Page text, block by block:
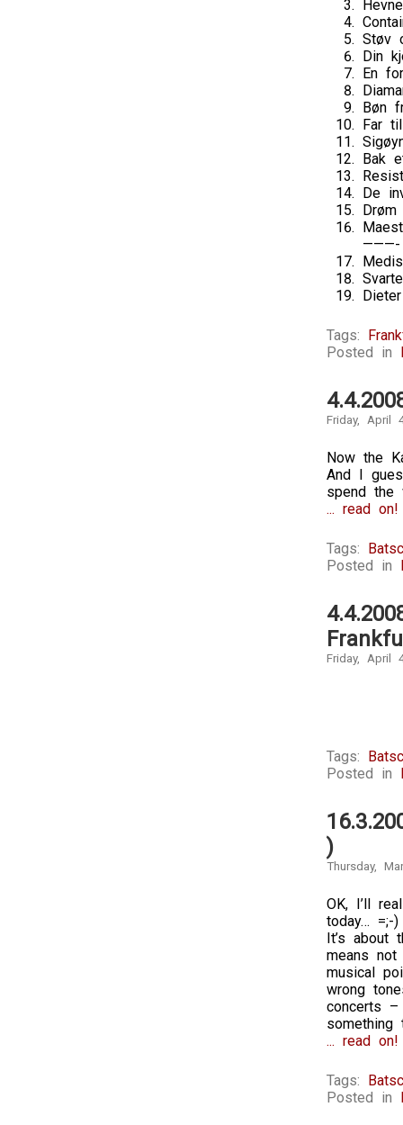
Støv
Din
En
Bøn
Far
Bak
De
———-
Tags:
Posted in
Friday, April
Now the
And I
spend the
... read on!
Tags:
Posted in
Friday, April
Tags:
Posted in
)
Thursday,
OK, I’ll
today… =;-
It’s about
means
musical
wrong
concerts –
something
... read on!
Tags:
Posted in